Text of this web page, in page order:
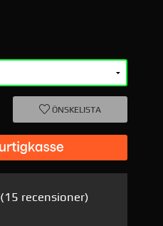
ÖNSKELISTA
(15 recensioner)